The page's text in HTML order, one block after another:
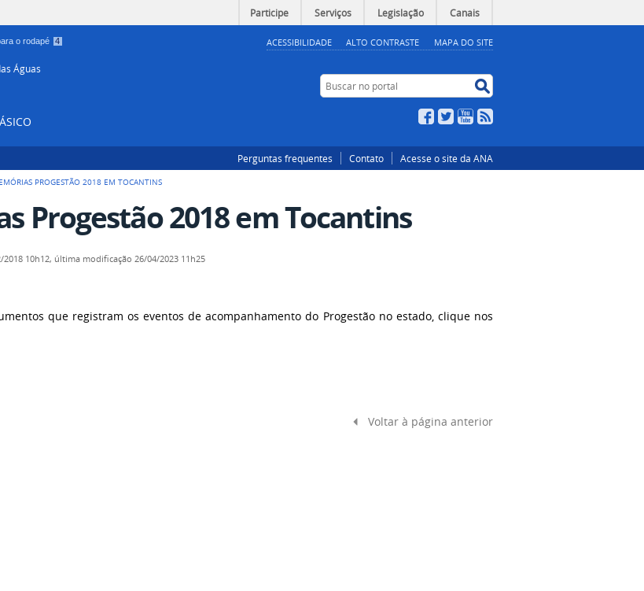
Participe Serviços Legislação Canais
o rodapé 4 ACESSIBILIDADE ALTO CONTRASTE MAPA DO SITE
Águas
Buscar no portal
Facebook
TwitterYouTube
Perguntas frequentes Contato Acesse o site da ANA
PROGESTÃO 2018 EM TOCANTINS
Progestão 2018 em Tocantins
2018 10h12, última modificação 26/04/2023 11h25
que registram os eventos de acompanhamento do Progestão no estado, clique nos
Voltar à página anterior